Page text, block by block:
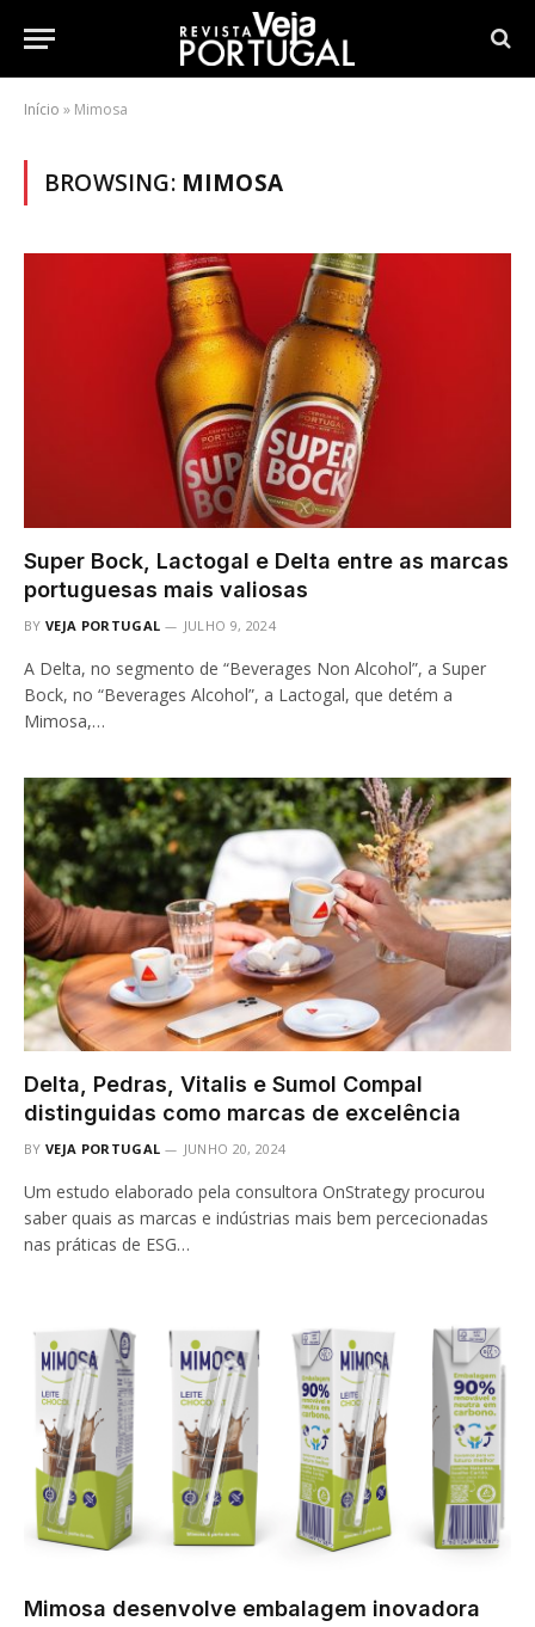
Início » Mimosa
BROWSING: MIMOSA
Super Bock, Lactogal e Delta entre as marcas
portuguesas mais valiosas
BY VEJA PORTUGAL JULHO 9, 2024
A Delta, no segmento de “Beverages Non Alcohol”, a Super
Bock, no “Beverages Alcohol”, a Lactogal, que detém a
Mimosa,…
Delta, Pedras, Vitalis e Sumol Compal
distinguidas como marcas de excelência
BY VEJA PORTUGAL JUNHO 20, 2024
Um estudo elaborado pela consultora OnStrategy procurou
saber quais as marcas e indústrias mais bem percecionadas
nas práticas de ESG…
Mimosa desenvolve embalagem inovadora